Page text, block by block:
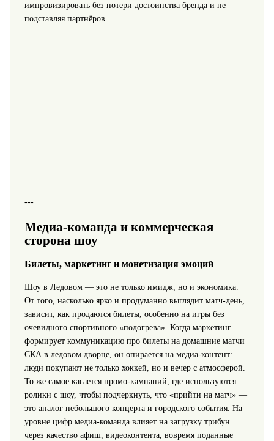
импровизировать без потери достоинства бренда и не
подставляя партнёров.
---
Медиа-команда и коммерческая
сторона шоу
Билеты, маркетинг и монетизация эмоций
Шоу в Ледовом — это не только имидж, но и экономика.
От того, насколько ярко и продуманно выглядит матч‑день,
зависит, как продаются билеты, особенно на игры без
очевидного спортивного «подогрева». Когда маркетинг
формирует коммуникацию про билеты на домашние матчи
СКА в ледовом дворце, он опирается на медиа-контент:
люди покупают не только хоккей, но и вечер с атмосферой.
То же самое касается промо‑кампаний, где используются
ролики с шоу, чтобы подчеркнуть, что «прийти на матч» —
это аналог небольшого концерта и городского события. На
уровне цифр медиа-команда влияет на загрузку трибун
через качество афиш, видеоконтента, вовремя поданные